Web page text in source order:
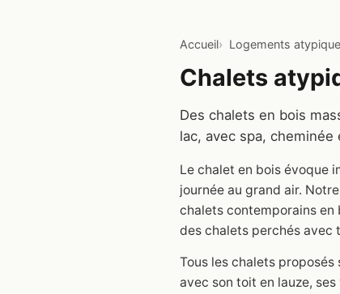
Accueil Logements
Chalets
Des chalets en bois
lac, avec spa, cheminée
Le chalet en bois évoque
journée au grand air.
chalets contemporains en
des chalets perchés avec
Tous les chalets
avec son toit en lauze,